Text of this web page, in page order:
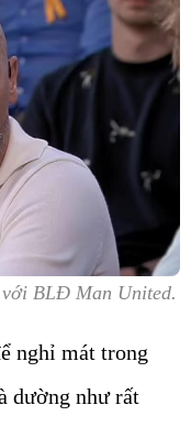
BLĐ Man United.
nghỉ mát trong
dường như rất